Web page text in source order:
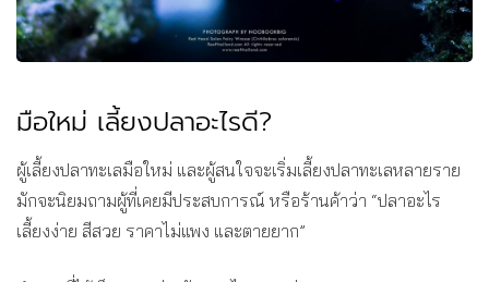
มือใหม่ เลี้ยงปลาอะไรดี?
ผู้เลี้ยงปลาทะเลมือใหม่ และผู้สนใจจะเริ่มเลี้ยงปลาทะเลหลายราย
มักจะนิยมถามผู้ที่เคยมีประสบการณ์ หรือร้านค้าว่า “ปลาอะไร
เลี้ยงง่าย สีสวย ราคาไม่แพง และตายยาก”